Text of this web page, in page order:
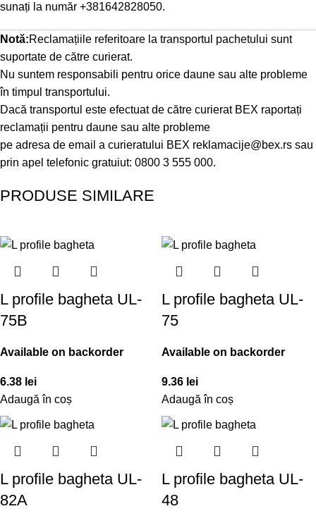
sunați la număr +381642828050.
Notă:Reclamațiile referitoare la transportul pachetului sunt
suportate de către curierat.
Nu suntem responsabili pentru orice daune sau alte probleme
în timpul transportului.
Dacă transportul este efectuat de către curierat BEX raportați
reclamații pentru daune sau alte probleme
pe adresa de email a curieratului BEX reklamacije@bex.rs sau
prin apel telefonic gratuiut: 0800 3 555 000.
PRODUSE SIMILARE
L profile bagheta UL-
75B
Available on backorder
6.38 lei
Adaugă în coș
L profile bagheta UL-
75
Available on backorder
9.36 lei
Adaugă în coș
L profile bagheta UL-
82A
L profile bagheta UL-
48